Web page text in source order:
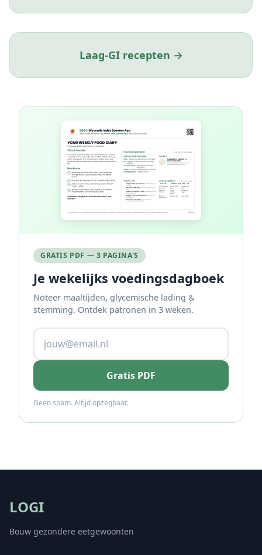
Laag-GI recepten →
GRATIS PDF — 3 PAGINA'S
Je wekelijks voedingsdagboek
Noteer maaltijden, glycemische lading &
stemming. Ontdek patronen in 3 weken.
Gratis PDF
Geen spam. Altijd opzegbaar.
LOGI
Bouw gezondere eetgewoonten